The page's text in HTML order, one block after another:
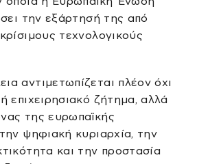
την εξάρτησή της από
τεχνολογικούς
αντιμετωπίζεται πλέον όχι
επιχειρησιακό ζήτημα, αλλά
της ευρωπαϊκής
ψηφιακή κυριαρχία, την
και την προστασία